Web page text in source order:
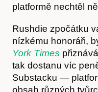
platformě nechtěl
Rushdie zpočátku
nízkému honoráři,
York Times
tak dostanu víc
Substacku —
obsah různých